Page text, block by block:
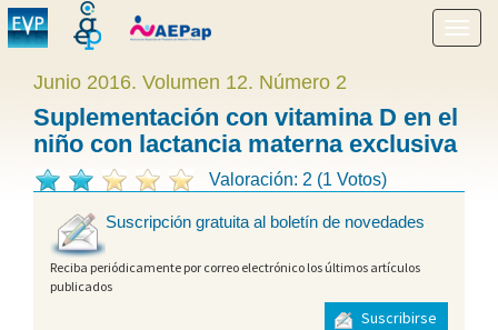
menú
Junio 2016. Volumen 12. Número 2
Suplementación con vitamina D en el
niño con lactancia materna exclusiva
Valoración: 2 (1 Votos)
Suscripción gratuita al boletín de novedades
Reciba periódicamente por correo electrónico los últimos artículos
publicados
Suscribirse